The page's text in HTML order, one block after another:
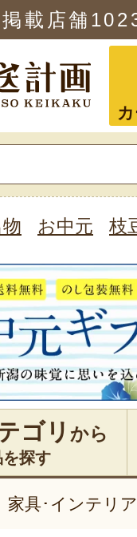
載店舗
お中元 枝
ゴリ から
探す
家具･インテリア